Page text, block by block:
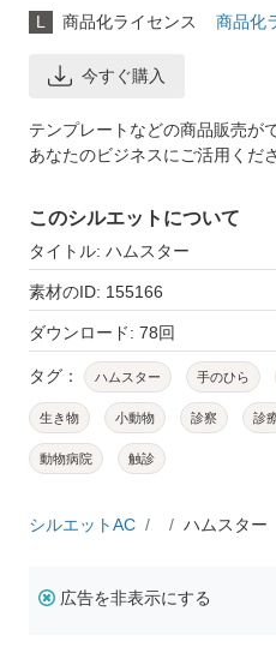
L 商品化ライセンス 商品化
今すぐ購入
テンプレートなどの商品販売が
あなたのビジネスにご活用くださ
このシルエットについて
タイトル: ハムスター
素材のID: 155166
ダウンロード: 78回
タグ： ハムスター 手のひら
生き物 小動物 診察 診
動物病院 触診
シルエットAC ハムスター
広告を非表示にする